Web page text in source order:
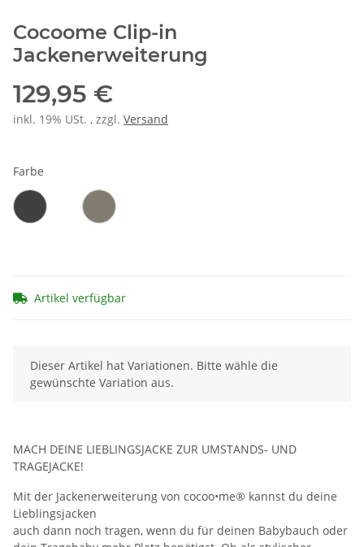
Cocoome Clip-in
Jackenerweiterung
129,95 €
inkl. 19% USt. , zzgl. Versand
Farbe
Artikel verfügbar
x
Dieser Artikel hat Variationen. Bitte wähle die
gewünschte Variation aus.
MACH DEINE LIEBLINGSJACKE ZUR UMSTANDS- UND
TRAGEJACKE!
Mit der Jackenerweiterung von cocoo•me® kannst du deine
Lieblingsjacken
auch dann noch tragen, wenn du für deinen Babybauch oder